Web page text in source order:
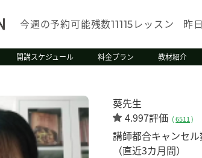
今週の予約可能残数11115 レッスン 昨
開講スケジュール 料金プラン 教材紹介
葵先生
4.997評価 (6511 )
講師都合キャンセル
（直近3カ月間）